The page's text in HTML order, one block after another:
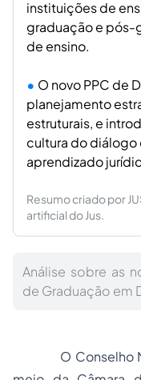
instituições de
graduação e pós-
de ensino.
O novo PPC de
planejamento
estruturais, e
cultura do diálogo
aprendizado
Resumo criado por
artificial do Jus.
Análise sobre as
de Graduação em
O Conselho